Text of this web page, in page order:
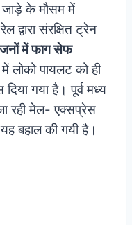
जाड़े के मौसम में
द्वारा संरक्षित ट्रेन
में फाग सेफ
लोको पायलट को ही
गया है। पूर्व मध्य
रही मेल- एक्सप्रेस
बहाल की गयी है।